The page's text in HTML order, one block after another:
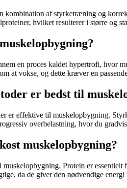
kombination af styrketræning og
hvilket resulterer i større og
en proces kaldet hypertrofi, hvor
at vokse, og dette kræver en
er bedst til
er effektive til muskelopbygning.
overbelastning, hvor du
muskelopbygning?
muskelopbygning. Protein er
da de giver den nødvendige